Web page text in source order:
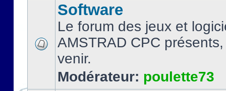
Software
Le forum des jeux et
AMSTRAD CPC
venir.
Modérateur: poulette73